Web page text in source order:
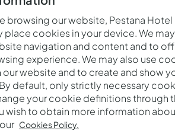
Marcas
browsing our website, Pestana
place cookies in your device. We
navigation and content and to
experience. We may also use
our website and to create and show
default, only strictly necessary
your cookie definitions through
wish to obtain more information
Cookies Policy.